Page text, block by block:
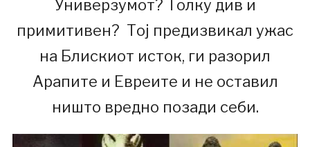
Универзумот? Толку див и
примитивен? Тој предизвикал ужас
на Блискиот исток, ги разорил
Арапите и Евреите и не оставил
ништо вредно позади себи.